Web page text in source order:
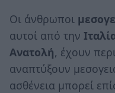
Οι άνθρωποι
αυτοί από την
Ανατολή, έχουν
αναπτύξουν
ασθένεια μπορεί